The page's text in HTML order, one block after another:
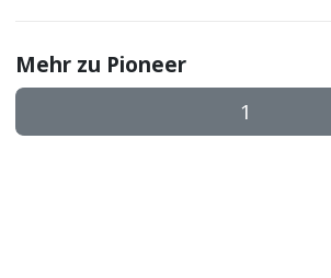
Mehr zu Pioneer
1